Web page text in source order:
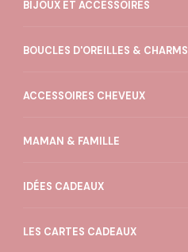
BIJOUX ET ACCESSOIRES
BOUCLES D'OREILLES & CHARMS
ACCESSOIRES CHEVEUX
MAMAN & FAMILLE
IDÉES CADEAUX
LES CARTES CADEAUX